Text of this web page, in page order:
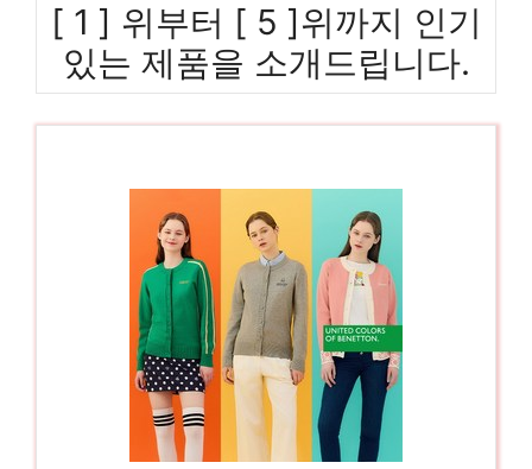
[ 1 ] 위부터 [ 5 ]위까지 인기
있는 제품을 소개드립니다.